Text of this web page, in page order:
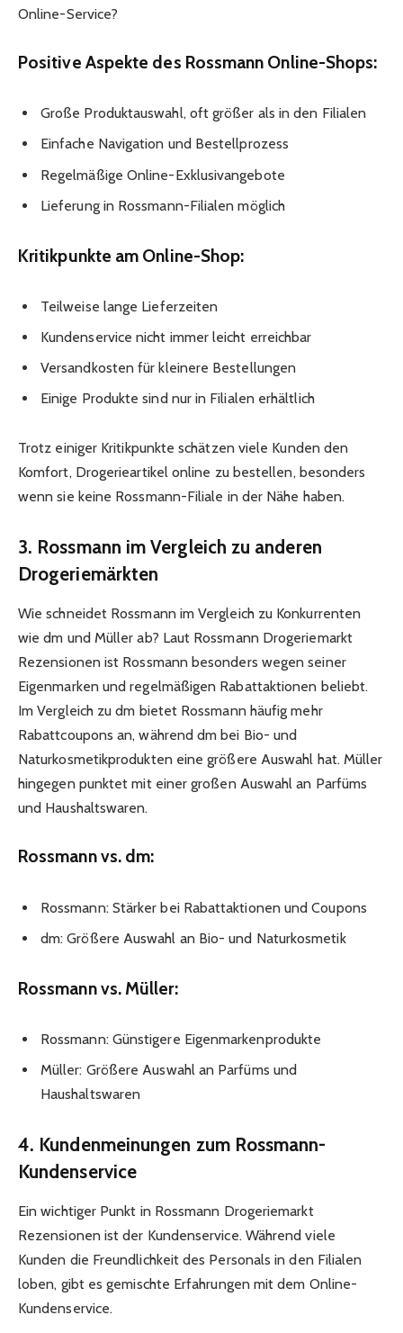
Online-Service?
Positive Aspekte des Rossmann Online-Shops:
Große Produktauswahl, oft größer als in den Filialen
Einfache Navigation und Bestellprozess
Regelmäßige Online-Exklusivangebote
Lieferung in Rossmann-Filialen möglich
Kritikpunkte am Online-Shop:
Teilweise lange Lieferzeiten
Kundenservice nicht immer leicht erreichbar
Versandkosten für kleinere Bestellungen
Einige Produkte sind nur in Filialen erhältlich
Trotz einiger Kritikpunkte schätzen viele Kunden den
Komfort, Drogerieartikel online zu bestellen, besonders
wenn sie keine Rossmann-Filiale in der Nähe haben.
3. Rossmann im Vergleich zu anderen
Drogeriemärkten
Wie schneidet Rossmann im Vergleich zu Konkurrenten
wie dm und Müller ab? Laut Rossmann Drogeriemarkt
Rezensionen ist Rossmann besonders wegen seiner
Eigenmarken und regelmäßigen Rabattaktionen beliebt.
Im Vergleich zu dm bietet Rossmann häufig mehr
Rabattcoupons an, während dm bei Bio- und
Naturkosmetikprodukten eine größere Auswahl hat. Müller
hingegen punktet mit einer großen Auswahl an Parfüms
und Haushaltswaren.
Rossmann vs. dm:
Rossmann: Stärker bei Rabattaktionen und Coupons
dm: Größere Auswahl an Bio- und Naturkosmetik
Rossmann vs. Müller:
Rossmann: Günstigere Eigenmarkenprodukte
Müller: Größere Auswahl an Parfüms und
Haushaltswaren
4. Kundenmeinungen zum Rossmann-
Kundenservice
Ein wichtiger Punkt in Rossmann Drogeriemarkt
Rezensionen ist der Kundenservice. Während viele
Kunden die Freundlichkeit des Personals in den Filialen
loben, gibt es gemischte Erfahrungen mit dem Online-
Kundenservice.